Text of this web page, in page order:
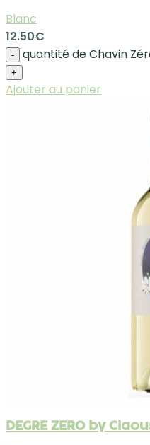
Blanc
12.50€
- quantité de Chavin
+
Ajouter au panier
DEGRE ZERO by